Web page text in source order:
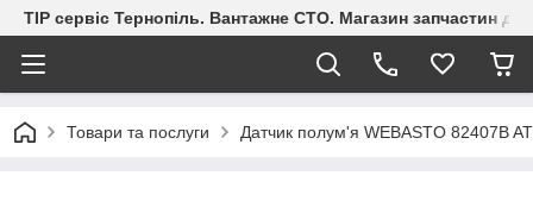
ТІР сервіс Тернопіль. Вантажне СТО. Магазин запчастин
Товари та послуги Датчик полум'я WEBASTO 82407B